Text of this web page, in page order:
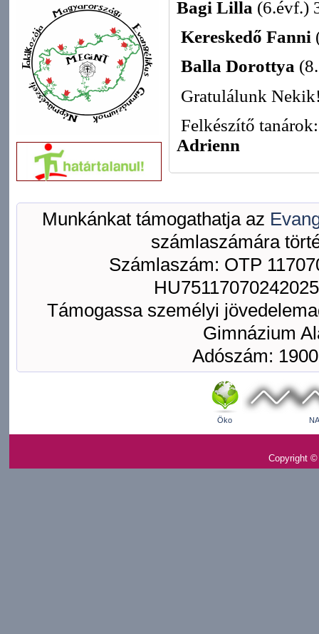
Bagi Lilla (6.évf.)
Kereskedő Fanni
Balla Dorottya
Gratulálunk
Felkészítő
Adrienn
Munkánkat támogathatja az
számlaszámára
Számlaszám: OTP
Támogassa személyi
Gimnázium
Adószám:
Öko
Copyright